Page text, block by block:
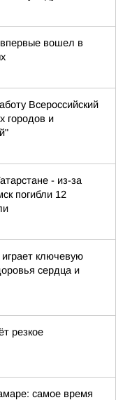
впервые вошел в
Всероссийский
городов и
- из-за
погибли 12
играет ключевую
сердца и
резкое
самое время